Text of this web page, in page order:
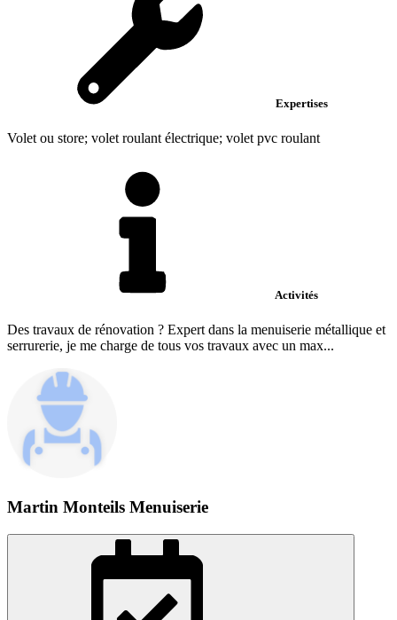
Expertises
Volet ou store; volet roulant électrique; volet pvc roulant
Activités
Des travaux de rénovation ? Expert dans la menuiserie métallique et
serrurerie, je me charge de tous vos travaux avec un max...
Martin Monteils Menuiserie